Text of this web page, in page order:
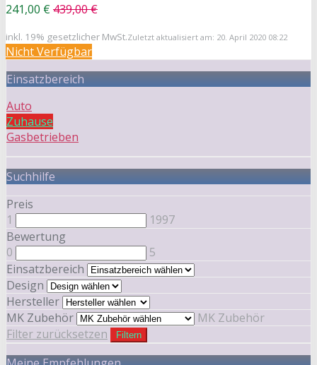
241,00 € 439,00 €
inkl. 19% gesetzlicher MwSt.Zuletzt aktualisiert am: 20. April 2020 08:22
Nicht Verfügbar
Einsatzbereich
Auto
Zuhause
Gasbetrieben
Suchhilfe
Preis
1
1997
Bewertung
0
5
Einsatzbereich
Design
Hersteller
MK Zubehör
MK Zubehör
Filter zurücksetzen
Filtern